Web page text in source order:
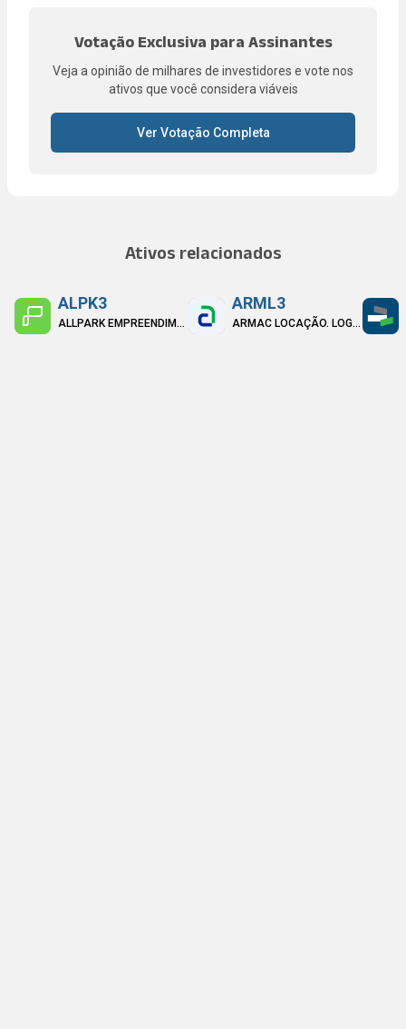
Votação Exclusiva para Assinantes
Veja a opinião de milhares de investidores e vote nos
ativos que você considera viáveis
Ver Votação Completa
Ativos relacionados
ALPK3
ALLPARK EMPREENDIMENTOS PARTICIPACOES SERVICOS S.A
ARML3
ARMAC LOCAÇÃO. LOGÍSTICA E SERVIÇOS S.A.